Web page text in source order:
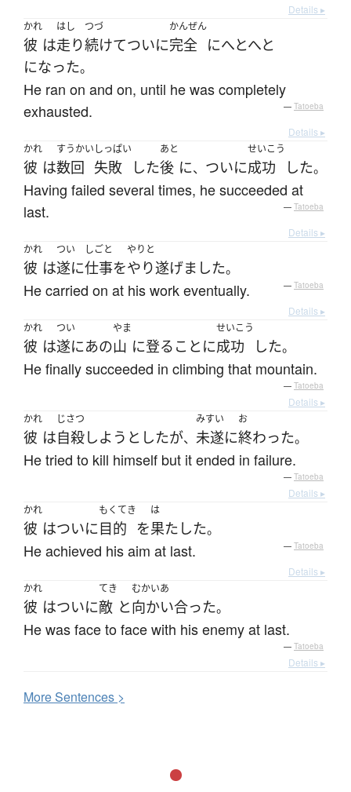
Details ▸
かれ
彼 は
はし
走り
つづ
続けてついに
かんぜん
完全 にへとへと
になった。
He ran on and on, until he was completely
exhausted.
— Tatoeba
Details ▸
かれ
彼 は
すうかい
数回
しっぱい
失敗 した
あと
後 に、 ついに
せいこう
成功 した。
Having failed several times, he succeeded at
last.
— Tatoeba
Details ▸
かれ
彼 は
つい
遂に
しごと
仕事を
やりと
やり遂げました。
He carried on at his work eventually. — Tatoeba
Details ▸
かれ
彼 は
つい
遂にあの
やま
山 に登る ことに
せいこう
成功 した。
He finally succeeded in climbing that mountain.
— Tatoeba
Details ▸
かれ
彼 は
じさつ
自殺しようとしたが、
みすい
未遂に
お
終わった。
He tried to kill himself but it ended in failure.
— Tatoeba
Details ▸
かれ
彼 はついに
もくてき
目的 を
は
果たした。
He achieved his aim at last. — Tatoeba
Details ▸
かれ
彼 はついに
てき
敵 と
むかいあ
向かい合った。
He was face to face with his enemy at last.
— Tatoeba
Details ▸
MoreSentences >